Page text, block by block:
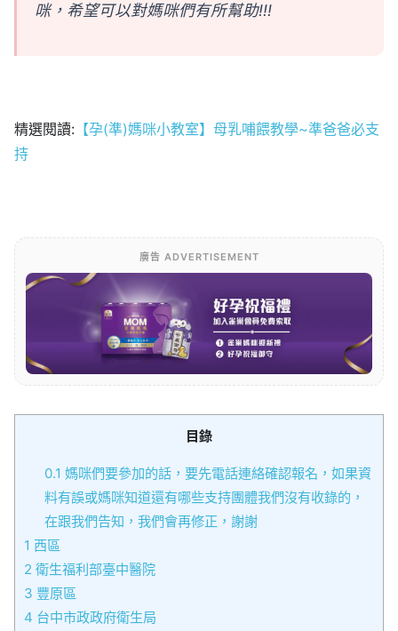
咪，希望可以對媽咪們有所幫助!!!
精選閱讀: 【孕(準)媽咪小教室】母乳哺餵教學~準爸爸必支
持
廣告 ADVERTISEMENT
目錄
0.1 媽咪們要參加的話，要先電話連絡確認報名，如果資
料有誤或媽咪知道還有哪些支持團體我們沒有收錄的，
在跟我們告知，我們會再修正，謝謝
1 西區
2 衛生福利部臺中醫院
3 豐原區
4 台中市政政府衛生局